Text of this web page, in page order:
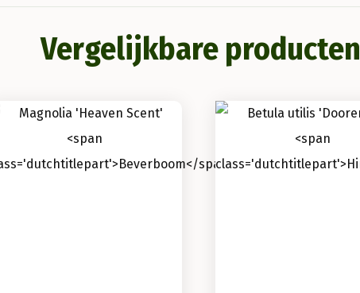
Vergelijkbare producten